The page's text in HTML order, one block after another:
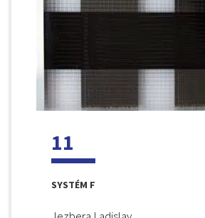
11
SYSTÉM F